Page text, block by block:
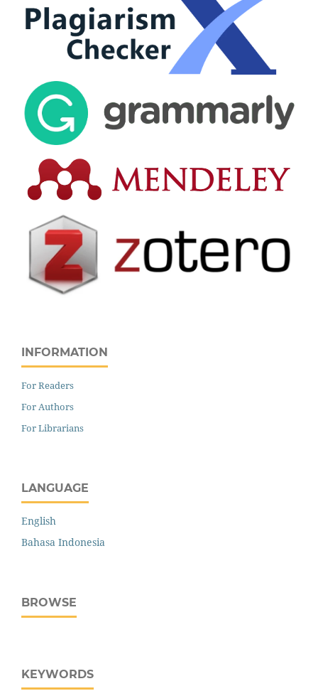
INFORMATION
For Readers
For Authors
For Librarians
LANGUAGE
English
Bahasa Indonesia
BROWSE
KEYWORDS